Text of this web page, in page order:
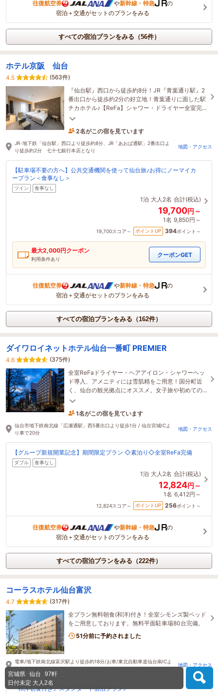
宮城県 仙台
97軒
日付未定 大人2名
往復航空券 や新幹線・特急
の
宿泊＋交通がセットのプランをみる
すべての宿泊プランをみる（56件）
ホテル京阪 仙台
4.5
(563件)
『仙台駅』西口から徒歩約8分！JR『青葉通り駅』2
番出口から徒歩約2分の好立地！青葉通りに面した駅
チカホテル♪【ReFa】シャワー・ドライヤー全室完
備♪
2名がこの宿を見ています
44分前に予約されました
JR･地下鉄「仙台駅」西口より徒歩約8分、JR「あおば通駅」2番出口よ
り徒歩約2分 七十七銀行本店となり
地図・アクセス
【駐車場不要の方へ】公共交通機関を使って仙台旅♪お得にノーマイカ
ープラン＜食事なし＞
ツイン 食事なし
1泊 大人2名 合計(税込)
19,700円～
1名 9,850円～
19,700スコア～ ポイントUP 394ポイント～
最大2,000円クーポン
利用条件あり
クーポンGET
往復航空券 や新幹線・特急
の
宿泊＋交通がセットのプランをみる
すべての宿泊プランをみる（162件）
ダイワロイネットホテル仙台一番町 PREMIER
4.6
(375件)
全室ReFaドライヤー・ヘアアイロン・シャワーヘッ
ド導入、アメニティには雪肌精をご用意！国分町近
く、仙台の観光拠点にオススメ。女子旅や初めての
仙台旅行に最適。ホテル１Ｆローソン直結。
1名がこの宿を見ています
1時間前に予約されました
仙台市地下鉄南北線「広瀬通駅」西5番出口より徒歩1分 / 仙台宮城ICよ
り車で20分
地図・アクセス
【グループ新規開業記念】期間限定プラン ◇素泊り◇全室ReFa完備
ダブル 食事なし
1泊 大人2名 合計(税込)
12,824円～
1名 6,412円～
12,824スコア～ ポイントUP 256ポイント～
往復航空券 や新幹線・特急
の
宿泊＋交通がセットのプランをみる
すべての宿泊プランをみる（222件）
コーラスホテル仙台富沢
4.7
(317件)
全プラン無料朝食(和洋)付き！全室シモンズ製ベッド
をご用意しております。無料平面駐車場80台完備。
51分前に予約されました
電車/地下鉄南北線富沢駅より徒歩約18分/お車/東北自動車道仙台南ICよ
りお車約9分/
地図・アクセス
『和洋朝食付き』スタンダード宿泊プラン♪